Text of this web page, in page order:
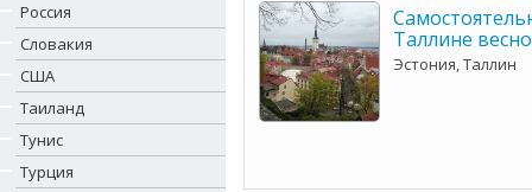
Россия
Словакия
США
Таиланд
Тунис
Турция
Таллине
Эстония, Таллин